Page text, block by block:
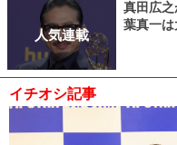
人気連載
真田広
葉真一
イチオシ記事